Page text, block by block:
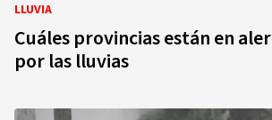
LLUVIA
Cuáles provincias están en
por las lluvias